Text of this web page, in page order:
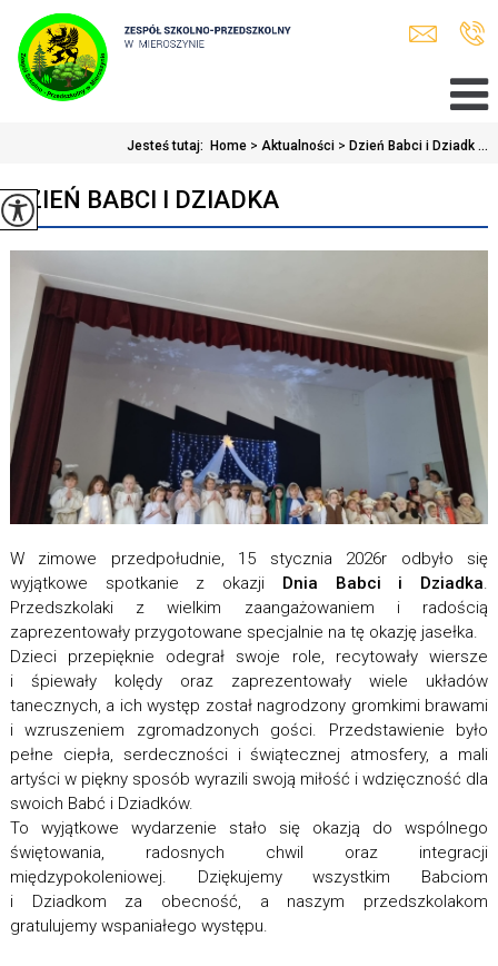
Jesteś tutaj: Home > Aktualności > Dzień Babci i Dziadk ...
DZIEŃ BABCI I DZIADKA
W zimowe przedpołudnie, 15 stycznia 2026r odbyło się
wyjątkowe spotkanie z okazji
Dnia Babci i Dziadka.
Przedszkolaki z wielkim zaangażowaniem i radością
zaprezentowały przygotowane specjalnie na tę okazję jasełka.
Dzieci przepięknie odegrał swoje role, recytowały wiersze
i śpiewały kolędy oraz zaprezentowały wiele układów
tanecznych, a ich występ został nagrodzony gromkimi brawami
i wzruszeniem zgromadzonych gości. Przedstawienie było
pełne ciepła, serdeczności i świątecznej atmosfery, a mali
artyści w piękny sposób wyrazili swoją miłość i wdzięczność dla
swoich Babć i Dziadków.
To wyjątkowe wydarzenie stało się okazją do wspólnego
świętowania, radosnych chwil oraz integracji
międzypokoleniowej. Dziękujemy wszystkim Babciom
i Dziadkom za obecność, a naszym przedszkolakom
gratulujemy wspaniałego występu.